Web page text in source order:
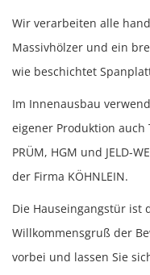
Wir verarbeiten alle
Massivhölzer und ein
wie beschichtet
Im Innenausbau
eigener Produktion
PRÜM, HGM und JELD-
der Firma KÖHNLEIN.
Die Hauseingangstür ist
Willkommensgruß der
vorbei und lassen Sie